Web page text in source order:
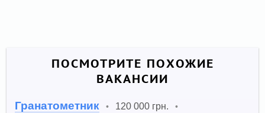
ПОСМОТРИТЕ ПОХОЖИЕ
ВАКАНСИИ
Гранатометник • 120 000 грн. •